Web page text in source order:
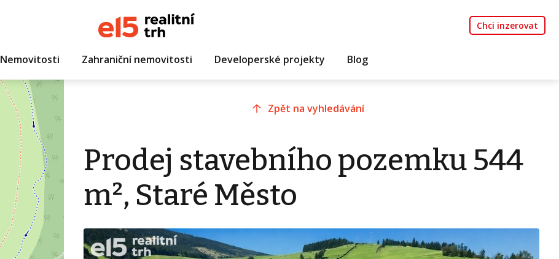
Chci inzerovat
Nemovitosti Zahraniční nemovitosti Developerské projekty Blog
Zpět na vyhledávání
Prodej stavebního pozemku 544
m², Staré Město